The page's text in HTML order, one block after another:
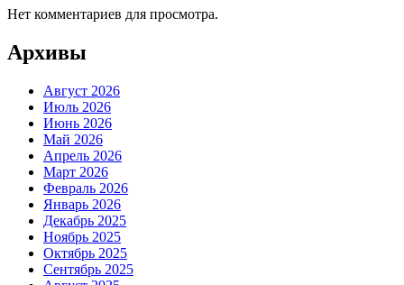
Нет комментариев для просмотра.
Архивы
Август 2026
Июль 2026
Июнь 2026
Май 2026
Апрель 2026
Март 2026
Февраль 2026
Январь 2026
Декабрь 2025
Ноябрь 2025
Октябрь 2025
Сентябрь 2025